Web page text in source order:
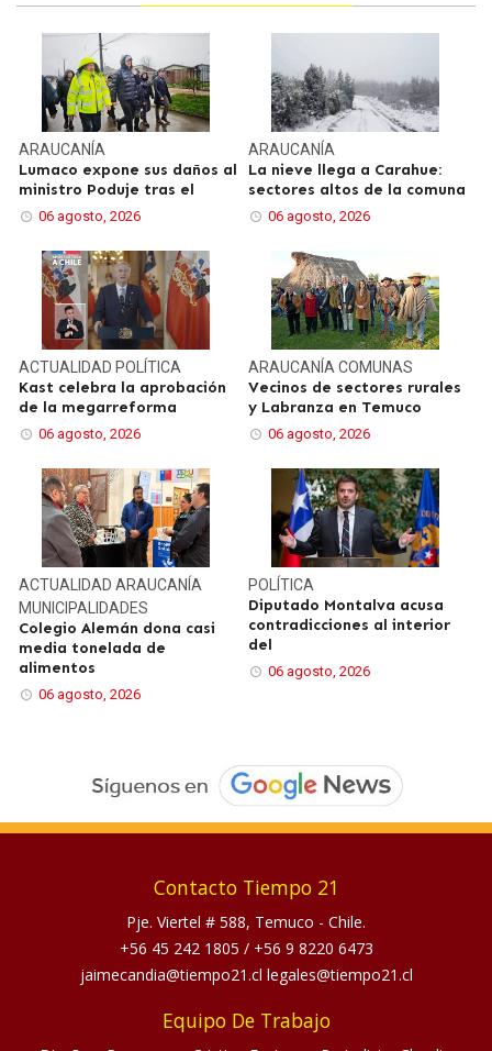
ARAUCANÍA
Lumaco expone sus daños al
ministro Poduje tras el
06 agosto, 2026
ARAUCANÍA
La nieve llega a Carahue:
sectores altos de la comuna
06 agosto, 2026
ACTUALIDAD POLÍTICA
Kast celebra la aprobación
de la megarreforma
06 agosto, 2026
ARAUCANÍA COMUNAS
Vecinos de sectores rurales
y Labranza en Temuco
06 agosto, 2026
ACTUALIDADARAUCANÍA
MUNICIPALIDADES
Colegio Alemán dona casi
media tonelada de
alimentos
06 agosto, 2026
POLÍTICA
Diputado Montalva acusa
contradicciones al interior
del
06 agosto, 2026
Contacto Tiempo 21
Pje. Viertel # 588, Temuco - Chile.
+56 45 242 1805 / +56 9 8220 6473
jaimecandia@tiempo21.cl legales@tiempo21.cl
Equipo De Trabajo